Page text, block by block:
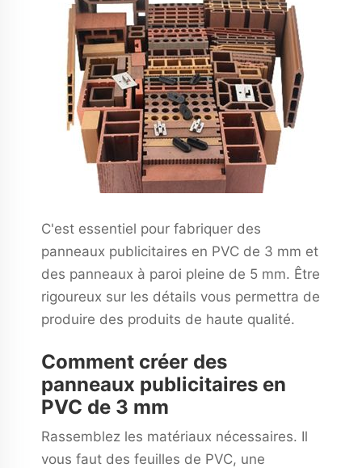
C'est essentiel pour fabriquer des
panneaux publicitaires en PVC de 3 mm et
des panneaux à paroi pleine de 5 mm. Être
rigoureux sur les détails vous permettra de
produire des produits de haute qualité.
Comment créer des
panneaux publicitaires en
PVC de 3 mm
Rassemblez les matériaux nécessaires. Il
vous faut des feuilles de PVC, une